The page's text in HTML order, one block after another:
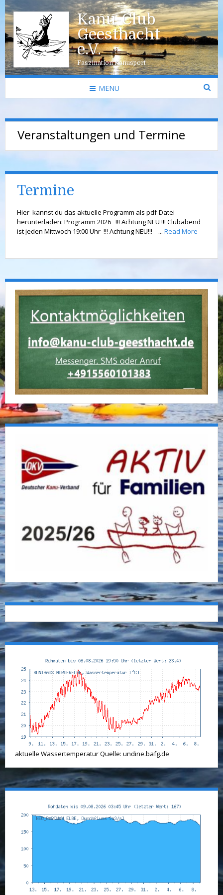
Kanu-Club
Geesthacht
e.V.
Faszination Kanusport
MENU
Veranstaltungen und Termine
Termine
Hier kannst du das aktuelle Programm als pdf-Datei
herunterladen: Programm 2026 !!! Achtung NEU !!! Clubabend
ist jeden Mittwoch 19:00 Uhr !!! Achtung NEU!!! ... Read More
aktuelle Wassertemperatur Quelle: undine.bafg.de